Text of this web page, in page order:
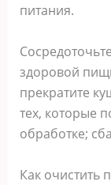
питания.
здоровой
прекратите
тех, которые
обработке;
Как очистить